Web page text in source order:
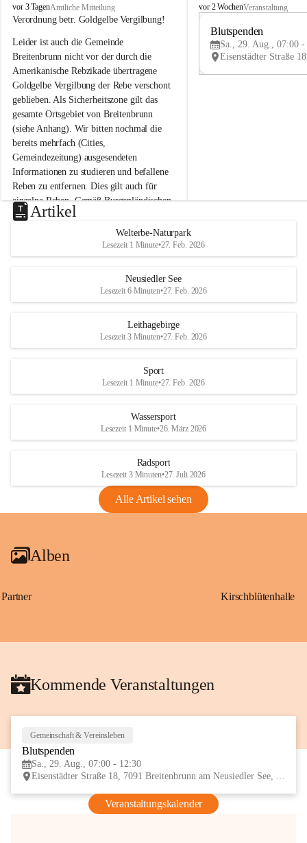
B
r
i
t
e
n
b
r
u
n
n
a
m
N
e
u
s
d
S
vor 3 TagenAmtliche Mitteilung
Verordnung betr. Goldgelbe Vergilbung!
Leider ist auch die Gemeinde
Breitenbrunn nicht vor der durch die
Amerikanische Rebzikade übertragene
Goldgelbe Vergilbung der Rebe verschont
geblieben. Als Sicherheitszone gilt das
gesamte Ortsgebiet von Breitenbrunn
(siehe Anhang). Wir bitten nochmal die
bereits mehrfach (Cities,
Gemeindezeitung) ausgesendeten
Informationen zu studieren und befallene
Reben zu entfernen. Dies gilt auch für
einzelne Reben. Gemäß Burgenländischen
Weinbaugesetz sind nicht gepflegte oder
unzulässige Weingärten zu roden! Bitte
helfen wir zusammen um unsere Winzer
vor den prognostizierten Ernteausfällen
und den daraus folgenden wirtschaftlichen
Maßnahmen zur Bekämpfung
Rebe und der Amerikanischen
Anhang VBl. EU Nr. 18
1 Seite•1,4 MB
VBl. EU Nr. 18_2026
B
e
u
e
d
r
S
vor 2 WochenVeranstaltung
Blutspenden
Sa., 29. Aug., 07:00 -
Artikel
Welterbe-Naturpark
Lesezeit 1 Minute•27. Feb. 2026
Neusiedler See
Lesezeit 6 Minuten•27. Feb. 2026
Leithagebirge
Lesezeit 3 Minuten•27. Feb. 2026
Sport
Lesezeit 1 Minute•27. Feb. 2026
Wassersport
Lesezeit 1 Minute•26. März 2026
Radsport
Lesezeit 3 Minuten•27. Juli 2026
Alle Artikel sehen
Alben
Partner Kirschblütenhalle
Kommende Veranstaltungen
Gemeinschaft & Vereinsleben
Blutspenden
Sa., 29. Aug., 07:00 - 12:30
Eisenstädter Straße 18, 7091 Breitenbrunn am Neusiedler See, AUT
Veranstaltungskalender